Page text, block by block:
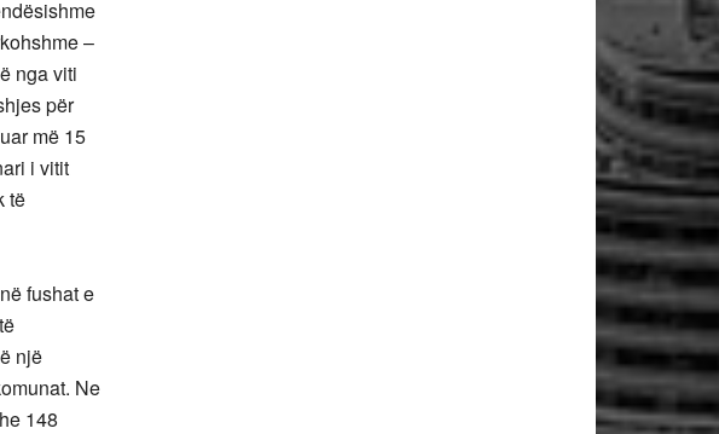
–
nga viti
për
më 15
i vitit
të
fushat e
një
Ne
148